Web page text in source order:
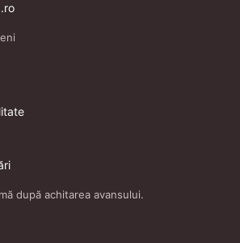
după achitarea avansului.